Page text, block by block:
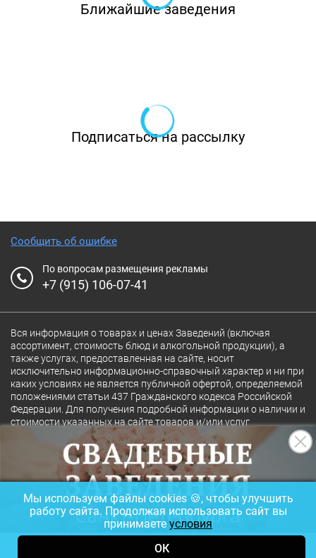
Ближайшие заведения
Подписаться на рассылку
Сообщить об ошибке
По вопросам размещения рекламы
+7 (915) 106-07-41
Вся информация о товарах и ценах Заведений (включая
ассортимент, стоимость блюд и алкогольной продукции), а
также услугах, предоставленная на сайте, носит
исключительно информационно-справочный характер и ни при
каких условиях не является публичной офертой, определяемой
положениями статьи 437 Гражданского кодекса Российской
Федерации. Для получения подробной информации о наличии и
стоимости указанных на сайте товаров и/или услуг
конкретного Заведения обращайтесь непосредственно в
Полная версия сайта 18+
© 2026 Ресторан.Ru
Мы используем файлы cookies 🍪, чтобы улучшить
работу сайта. Продолжая использовать сайт вы
принимаете условия
ОК